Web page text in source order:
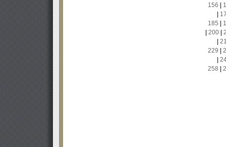
156
185
200|
229
258